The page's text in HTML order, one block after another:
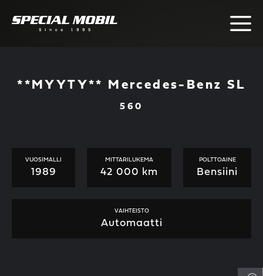
**MYYTY** Mercedes-Benz SL
560
VUOSIMALLI
1989
MITTARILUKEMA
42 000 km
POLTTOAINE
Bensiini
VAIHTEISTO
Automaatti